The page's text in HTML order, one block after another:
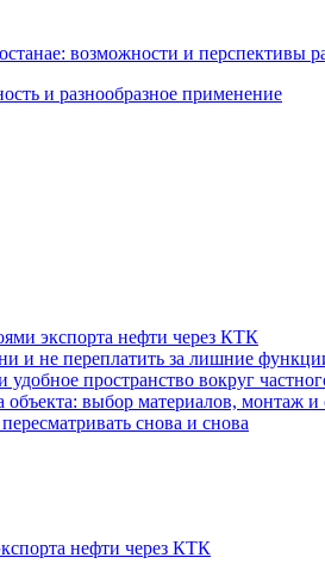
возможности и перспективы
и разнообразное применение
экспорта нефти через КТК
и не переплатить за лишние
удобное пространство вокруг
объекта: выбор материалов, монтаж
снова и снова
нефти через КТК